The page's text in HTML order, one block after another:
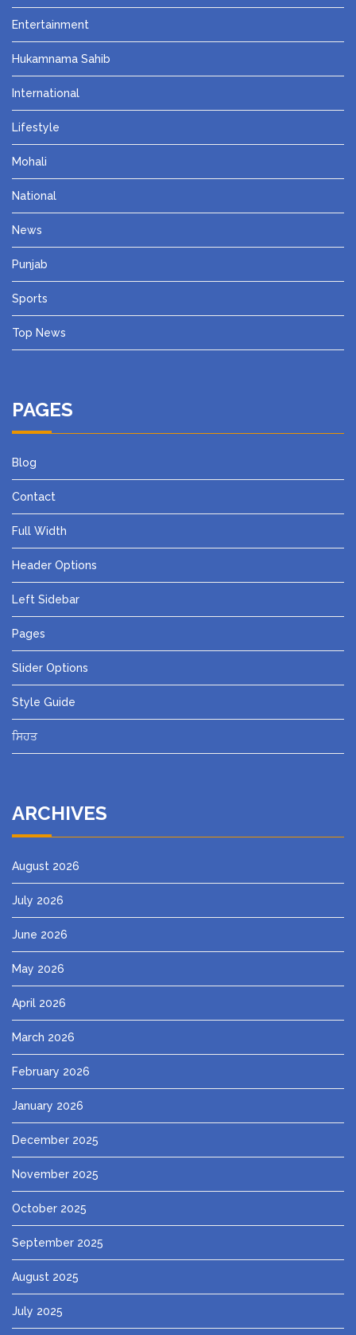
Entertainment
Hukamnama Sahib
International
Lifestyle
Mohali
National
News
Punjab
Sports
Top News
PAGES
Blog
Contact
Full Width
Header Options
Left Sidebar
Pages
Slider Options
Style Guide
ਸਿਹਤ
ARCHIVES
August 2026
July 2026
June 2026
May 2026
April 2026
March 2026
February 2026
January 2026
December 2025
November 2025
October 2025
September 2025
August 2025
July 2025